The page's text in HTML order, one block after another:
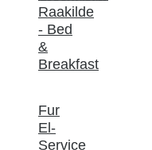
Raakilde
- Bed
&
Breakfast
Fur
El-
Service